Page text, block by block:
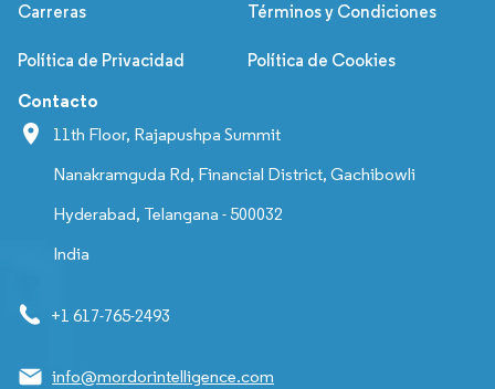
Carreras Términos y Condiciones
Política de Privacidad Política de Cookies
Contacto
11th Floor, Rajapushpa Summit
Nanakramguda Rd, Financial District, Gachibowli
Hyderabad, Telangana - 500032
India
+1 617-765-2493
info@mordorintelligence.com